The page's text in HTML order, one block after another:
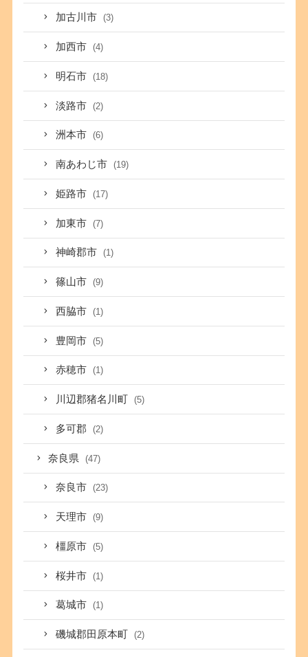
加古川市 (3)
加西市 (4)
明石市 (18)
淡路市 (2)
洲本市 (6)
南あわじ市 (19)
姫路市 (17)
加東市 (7)
神崎郡市 (1)
篠山市 (9)
西脇市 (1)
豊岡市 (5)
赤穂市 (1)
川辺郡猪名川町 (5)
多可郡 (2)
奈良県 (47)
奈良市 (23)
天理市 (9)
橿原市 (5)
桜井市 (1)
葛城市 (1)
磯城郡田原本町 (2)